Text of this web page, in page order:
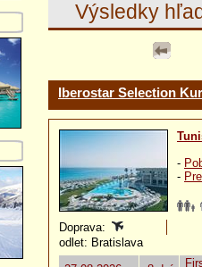
Výsledky
Iberostar Selection
-
-
Doprava:
odlet: Bratislava